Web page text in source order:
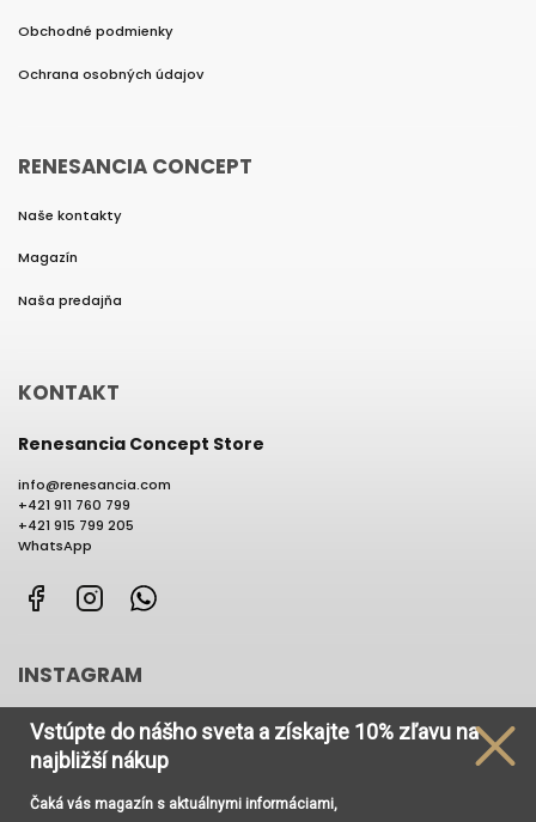
Obchodné podmienky
Ochrana osobných údajov
RENESANCIA CONCEPT
Naše kontakty
Magazín
Naša predajňa
KONTAKT
Renesancia Concept Store
info@renesancia.com
+421 911 760 799
+421 915 799 205
WhatsApp
FacebookInstagram
INSTAGRAM
Vstúpte do nášho sveta a získajte 10% zľavu na
najbližší nákup
Čaká vás magazín s aktuálnymi informáciami,